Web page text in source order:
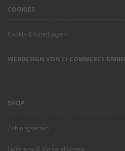
COOKIES
Cookie-Einstellungen
WEBDESIGN VON CI COMMERCE GMBH
SHOP
Zahlungsarten
Lieferung & Versandkosten